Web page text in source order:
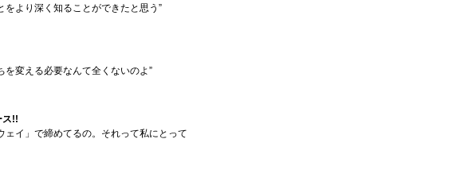
より深く知ることができたと思う”
変える必要なんて全くないのよ”
ス!!
イ」で締めてるの。それって私にとって